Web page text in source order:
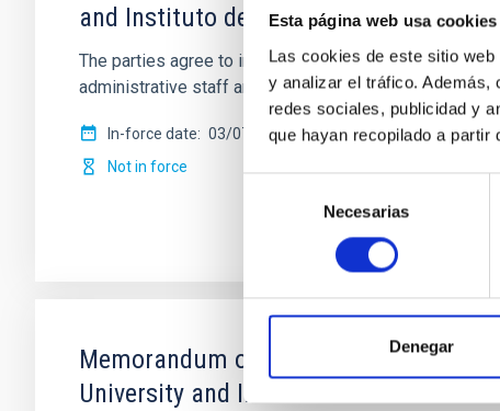
Esta página web usa cookies
Las cookies de este sitio
y analizar el tráfico. Además,
redes sociales, publicidad y
que hayan recopilado a partir
consentimiento
Necesarias
Denegar
and Instituto de Astrofisica de Canarias
The parties agree to implement exchanges and other
administrative staff and researchers.
In-force date 03/07/2018-03/06/2022
Not in force
Memorandum of Understanding
University and Instituto de Astrofísica